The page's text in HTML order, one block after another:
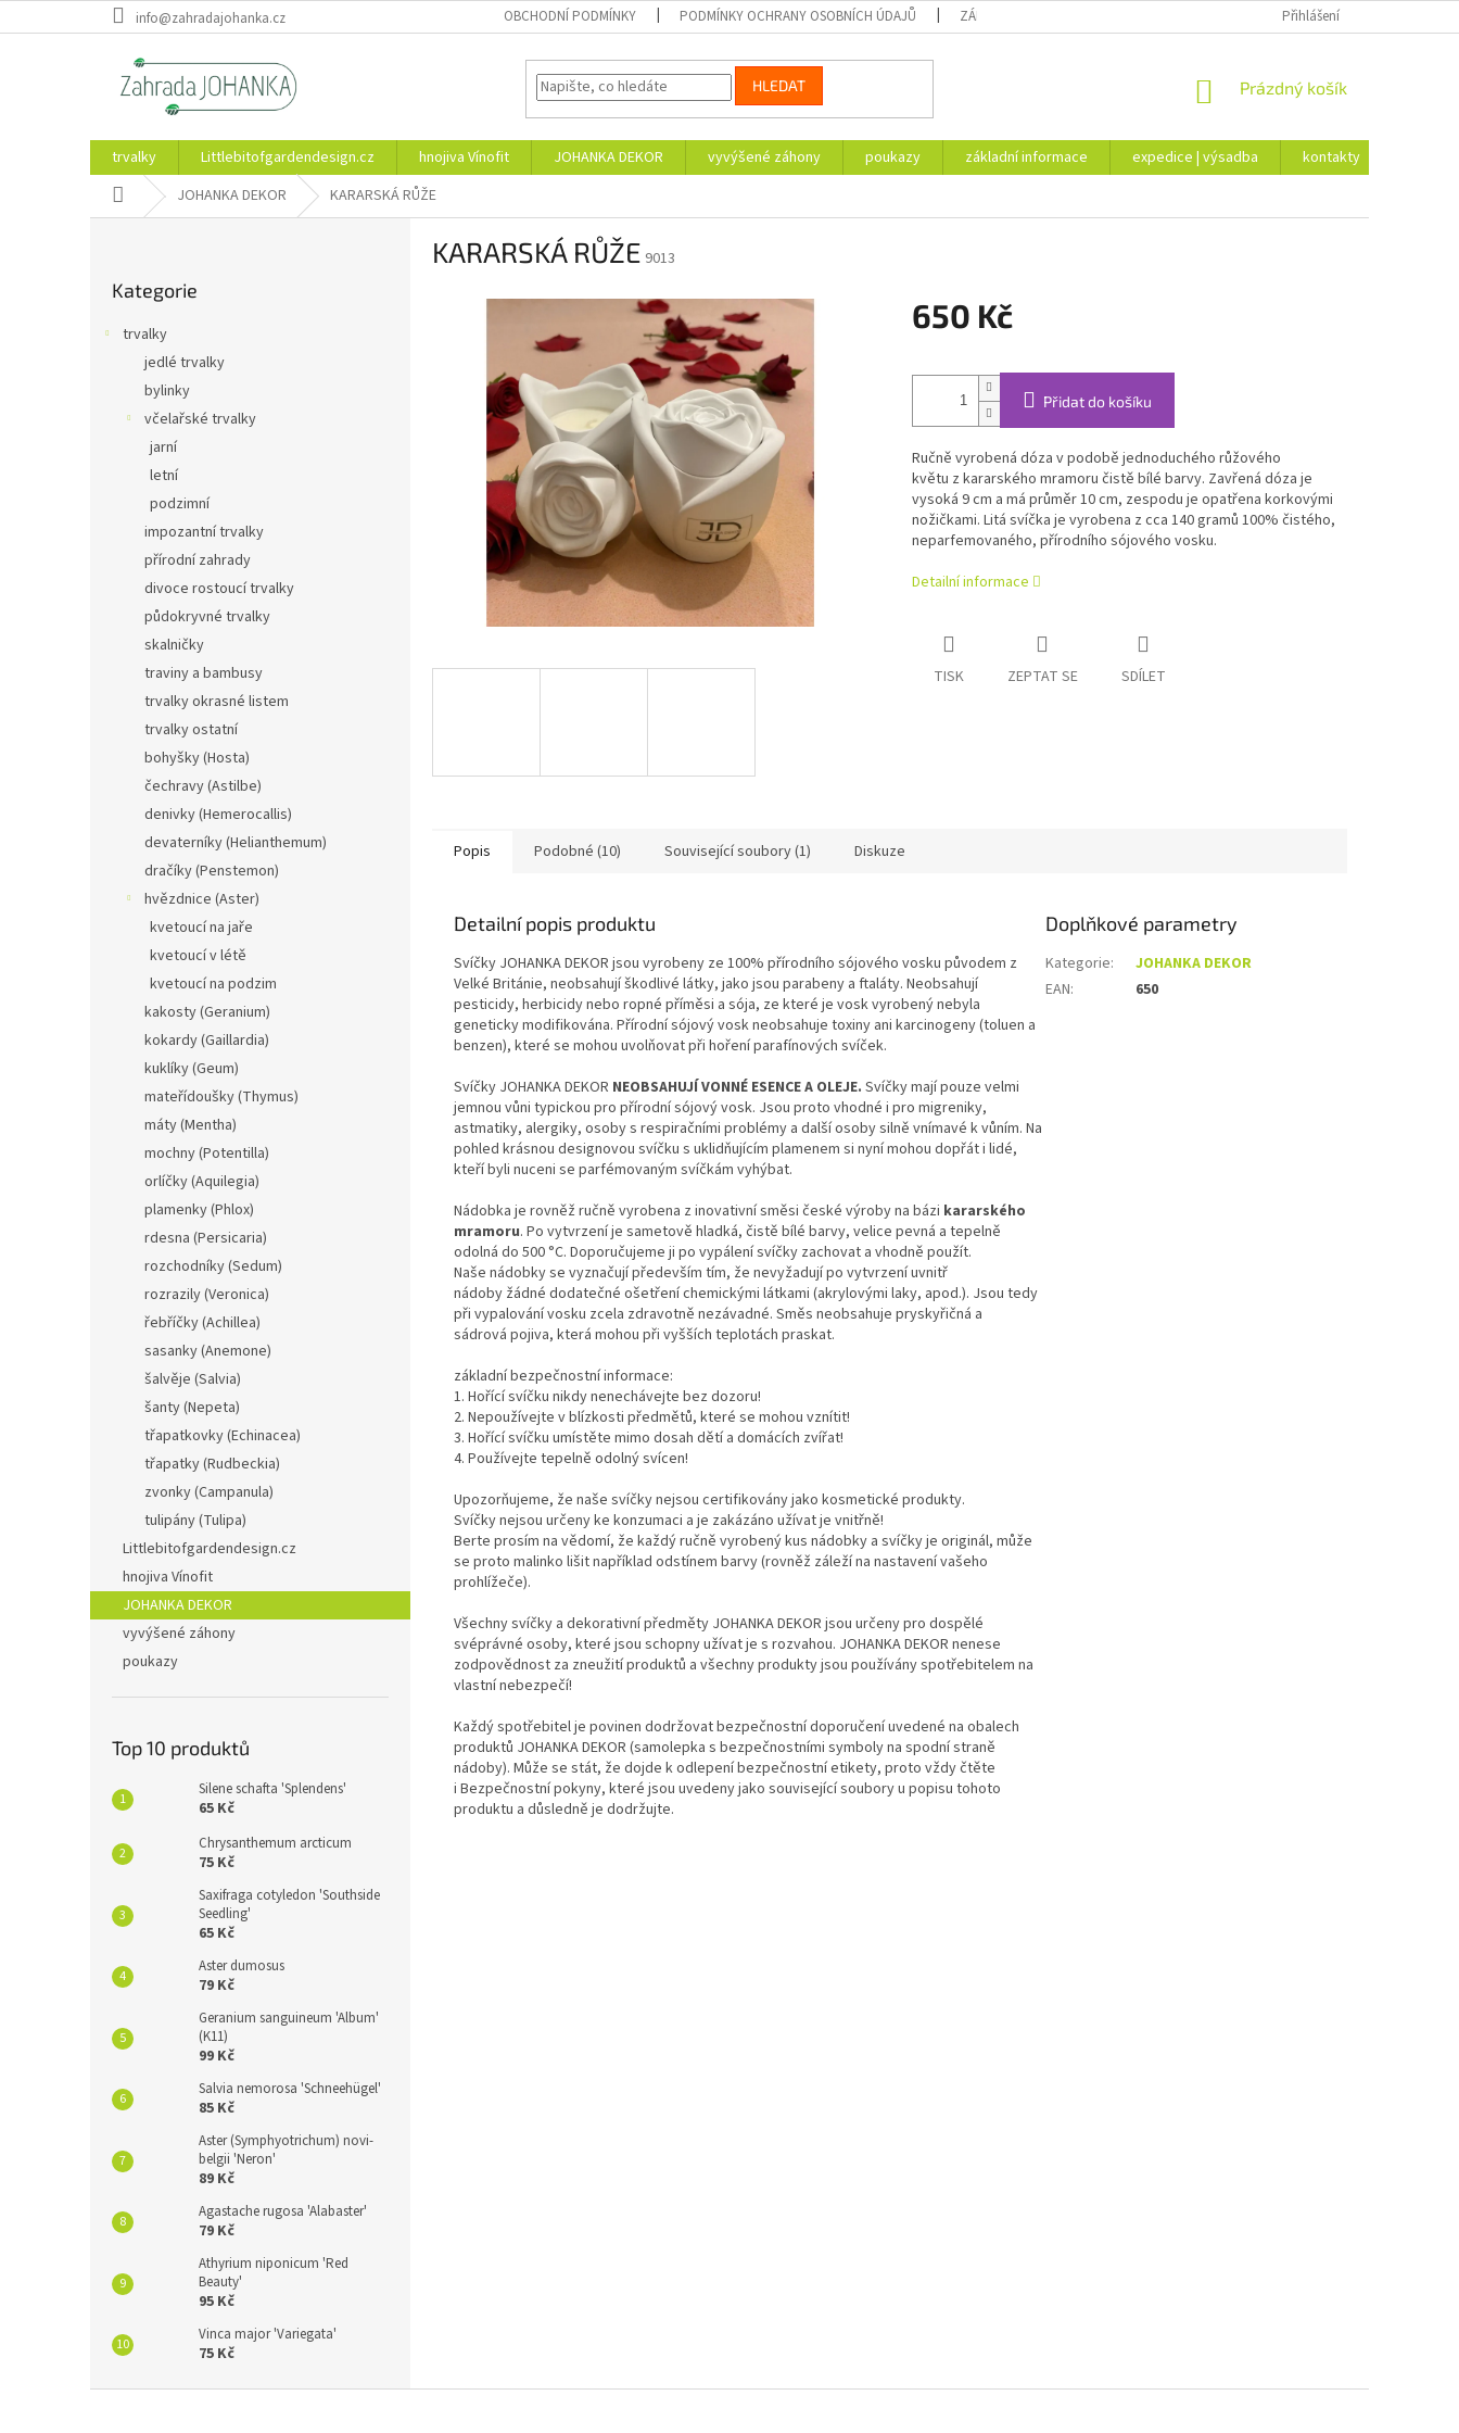
na
info@zahradajohanka.cz OBCHODNÍ PODMÍNKY PODMÍNKY OCHRANY OSOBNÍCH ÚDAJŮ ZÁKLADNÍ INFORMACE KONTAKTY
Přihlášení
HLEDAT
NÁKUPNÍ
Prázdný košík
trvalky Littlebitofgardendesign.cz hnojiva Vínofit JOHANKA DEKOR vyvýšené záhony poukazy základní informace expedice | výsadba
kontakty
Domů JOHANKA DEKOR KARARSKÁ RŮŽE
kategorie
Kategorie
trvalky
jedlé trvalky
bylinky
včelařské trvalky
jarní
letní
podzimní
impozantní trvalky
přírodní zahrady
divoce rostoucí trvalky
půdokryvné trvalky
skalničky
traviny a bambusy
trvalky okrasné listem
trvalky ostatní
bohyšky (Hosta)
čechravy (Astilbe)
denivky (Hemerocallis)
devaterníky (Helianthemum)
dračíky (Penstemon)
hvězdnice (Aster)
kvetoucí na jaře
kvetoucí v létě
kvetoucí na podzim
kakosty (Geranium)
kokardy (Gaillardia)
kuklíky (Geum)
mateřídoušky (Thymus)
máty (Mentha)
mochny (Potentilla)
orlíčky (Aquilegia)
plamenky (Phlox)
rdesna (Persicaria)
rozchodníky (Sedum)
rozrazily (Veronica)
řebříčky (Achillea)
sasanky (Anemone)
šalvěje (Salvia)
šanty (Nepeta)
třapatkovky (Echinacea)
třapatky (Rudbeckia)
zvonky (Campanula)
tulipány (Tulipa)
Littlebitofgardendesign.cz
hnojiva Vínofit
JOHANKA DEKOR
vyvýšené záhony
poukazy
Top 10 produktů
Silene schafta 'Splendens'
65 Kč
Chrysanthemum arcticum
75 Kč
Saxifraga cotyledon 'Southside
Seedling'
65 Kč
Aster dumosus
79 Kč
Geranium sanguineum 'Album'
(K11)
99 Kč
Salvia nemorosa 'Schneehügel'
85 Kč
Aster (Symphyotrichum) novi-
belgii 'Neron'
89 Kč
Agastache rugosa 'Alabaster'
79 Kč
Athyrium niponicum 'Red
Beauty'
95 Kč
Vinca major 'Variegata'
75 Kč
KARARSKÁ RŮŽE 9013
650 Kč
cena:
Přidat do košíku
Ručně vyrobená dóza v podobě jednoduchého růžového
květu z kararského mramoru čistě bílé barvy. Zavřená dóza je
vysoká 9 cm a má průměr 10 cm, zespodu je opatřena korkovými
nožičkami. Litá svíčka je vyrobena z cca 140 gramů 100% čistého,
neparfemovaného, přírodního sójového vosku.
Detailní informace
TISK ZEPTAT SE SDÍLET
Popis Podobné (10) Související soubory (1) Diskuze
Detailní popis produktu
Svíčky JOHANKA DEKOR jsou vyrobeny ze 100% přírodního sójového vosku původem z
Velké Británie, neobsahují škodlivé látky, jako jsou parabeny a ftaláty. Neobsahují
pesticidy, herbicidy nebo ropné příměsi a sója, ze které je vosk vyrobený nebyla
geneticky modifikována. Přírodní sójový vosk neobsahuje toxiny ani karcinogeny (toluen a
benzen), které se mohou uvolňovat při hoření parafínových svíček.
Svíčky JOHANKA DEKOR NEOBSAHUJÍVONNÉ ESENCE A OLEJE. Svíčky mají pouze velmi
jemnou vůni typickou pro přírodní sójový vosk. Jsou proto vhodné i pro migreniky,
astmatiky, alergiky, osoby s respiračními problémy a další osoby silně vnímavé k vůním. Na
pohled krásnou designovou svíčku s uklidňujícím plamenem si nyní mohou dopřát i lidé,
kteří byli nuceni se parfémovaným svíčkám vyhýbat.
Nádobka je rovněž ručně vyrobena z inovativní směsi české výroby na bázi kararského
mramoru. Po vytvrzení je sametově hladká, čistě bílé barvy, velice pevná a tepelně
odolná do 500 °C. Doporučujeme ji po vypálení svíčky zachovat a vhodně použít.
Naše nádobky se vyznačují především tím, že nevyžadují po vytvrzení uvnitř
nádoby žádné dodatečné ošetření chemickými látkami (akrylovými laky, apod.). Jsou tedy
při vypalování vosku zcela zdravotně nezávadné. Směs neobsahuje pryskyřičná a
sádrová pojiva, která mohou při vyšších teplotách praskat.
základní bezpečnostní informace:
1. Hořící svíčku nikdy nenechávejte bez dozoru!
2. Nepoužívejte v blízkosti předmětů, které se mohou vznítit!
3. Hořící svíčku umístěte mimo dosah dětí a domácích zvířat!
4. Používejte tepelně odolný svícen!
Upozorňujeme, že naše svíčky nejsou certifikovány jako kosmetické produkty.
Svíčky nejsou určeny ke konzumaci a je zakázáno užívat je vnitřně!
Berte prosím na vědomí, že každý ručně vyrobený kus nádobky a svíčky je originál, může
se proto malinko lišit například odstínem barvy (rovněž záleží na nastavení vašeho
prohlížeče).
Všechny svíčky a dekorativní předměty JOHANKA DEKOR jsou určeny pro dospělé
svéprávné osoby, které jsou schopny užívat je s rozvahou. JOHANKA DEKOR nenese
zodpovědnost za zneužití produktů a všechny produkty jsou používány spotřebitelem na
vlastní nebezpečí!
Každý spotřebitel je povinen dodržovat bezpečnostní doporučení uvedené na obalech
produktů JOHANKA DEKOR (samolepka s bezpečnostními symboly na spodní straně
nádoby). Může se stát, že dojde k odlepení bezpečnostní etikety, proto vždy čtěte
i Bezpečnostní pokyny, které jsou uvedeny jako související soubory u popisu tohoto
produktu a důsledně je dodržujte.
Doplňkové parametry
Kategorie:
JOHANKA DEKOR
EAN: 650